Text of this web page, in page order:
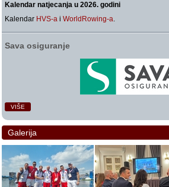
Kalendar natjecanja u 2026. godini
Kalendar HVS-a iWorldRowing-a.
Sava osiguranje
VIŠE
Galerija